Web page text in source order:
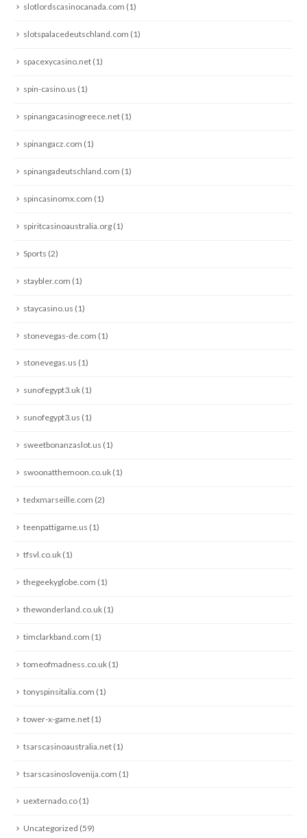
slotlordscasinocanada.com (1)
slotspalacedeutschland.com (1)
spacexycasino.net (1)
spin-casino.us (1)
spinangacasinogreece.net (1)
spinangacz.com (1)
spinangadeutschland.com (1)
spincasinomx.com (1)
spiritcasinoaustralia.org (1)
Sports (2)
staybler.com (1)
staycasino.us (1)
stonevegas-de.com (1)
stonevegas.us (1)
sunofegypt3.uk (1)
sunofegypt3.us (1)
sweetbonanzaslot.us (1)
swoonatthemoon.co.uk (1)
tedxmarseille.com (2)
teenpattigame.us (1)
tfsvl.co.uk (1)
thegeekyglobe.com (1)
thewonderland.co.uk (1)
timclarkband.com (1)
tomeofmadness.co.uk (1)
tonyspinsitalia.com (1)
tower-x-game.net (1)
tsarscasinoaustralia.net (1)
tsarscasinoslovenija.com (1)
uexternado.co (1)
Uncategorized (59)